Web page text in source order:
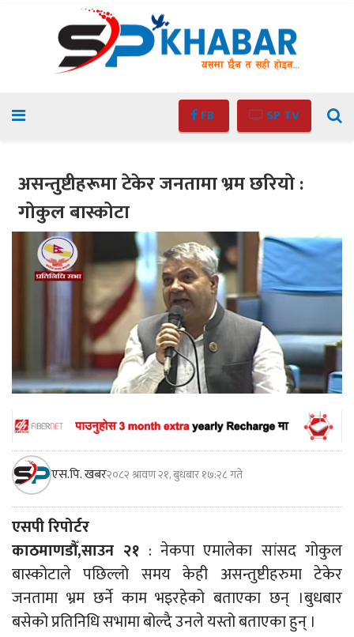
FB SP TV
असन्तुष्टीहरूमा टेकेर जनतामा भ्रम छरियो :
गोकुल बास्कोटा
एस.पि. खबर२०८२ श्रावण २१, बुधबार १७:२८ गते
एसपी रिपोर्टर
काठमाणडौँ,साउन २१ : नेकपा एमालेका सांसद गोकुल
बास्कोटाले पछिल्लो समय केही असन्तुष्टीहरुमा टेकेर
जनतामा भ्रम छर्ने काम भइरहेको बताएका छन् ।बुधबार
बसेको प्रतिनिधि सभामा बोल्दै उनले यस्तो बताएका हुन् ।